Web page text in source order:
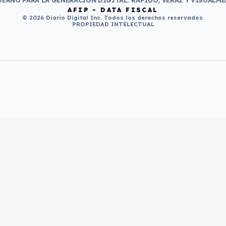
AFIP - DATA FISCAL
© 2026 Diario Digital Inc. Todos los derechos reservados.
PROPIEDAD INTELECTUAL